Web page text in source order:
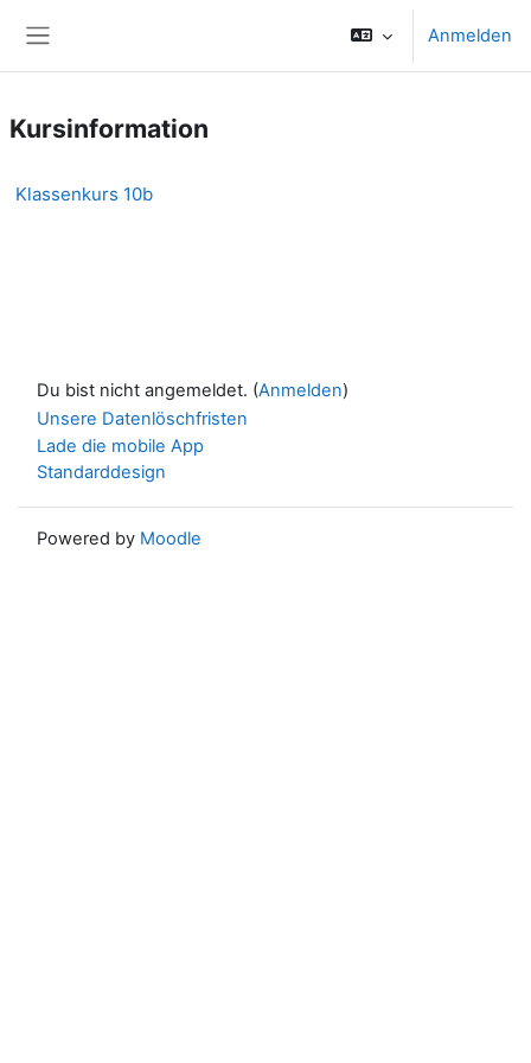
Anmelden
Kursinformation
Klassenkurs 10b
Du bist nicht angemeldet. (Anmelden)
Unsere Datenlöschfristen
Lade die mobile App
Standarddesign
Powered by Moodle